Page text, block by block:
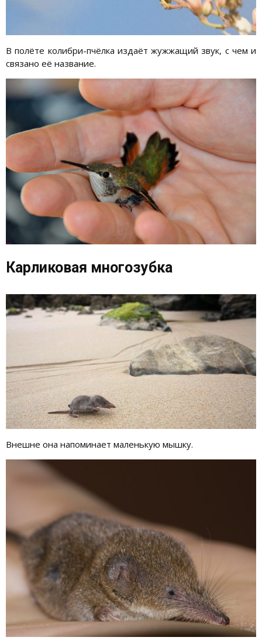
В полёте колибри-пчёлка издаёт жужжащий звук, с чем и
связано её название.
Карликовая многозубка
Внешне она напоминает маленькую мышку.